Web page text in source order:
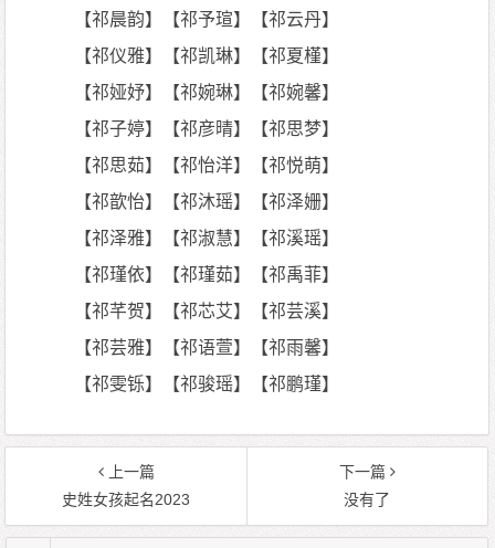
【祁晨韵】【祁予瑄】【祁云丹】
【祁仪雅】【祁凯琳】【祁夏槿】
【祁娅妤】【祁婉琳】【祁婉馨】
【祁子婷】【祁彦晴】【祁思梦】
【祁思茹】【祁怡洋】【祁悦萌】
【祁歆怡】【祁沐瑶】【祁泽姗】
【祁泽雅】【祁淑慧】【祁溪瑶】
【祁瑾依】【祁瑾茹】【祁禹菲】
【祁芊贺】【祁芯艾】【祁芸溪】
【祁芸雅】【祁语萱】【祁雨馨】
【祁雯铄】【祁骏瑶】【祁鹏瑾】
上一篇
史姓女孩起名2023
下一篇
没有了